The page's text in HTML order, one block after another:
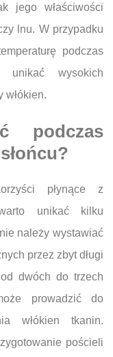
jego właściwości
lnu. W przypadku
podczas
wysokich
włókien.
podczas
płynące z
unikać kilku
należy wystawiać
przez zbyt długi
dwóch do trzech
prowadzić do
włókien tkanin.
pościeli